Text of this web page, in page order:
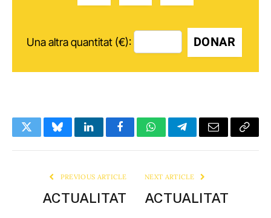
Una altra quantitat (€): DONAR
TwitterBlueskyLinkedInFacebookWhatsAppTelegramEmail Copy
PREVIOUS ARTICLE
ACTUALITAT
NEXT ARTICLE
ACTUALITAT